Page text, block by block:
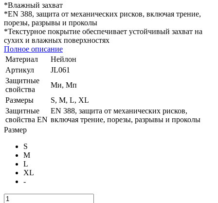
*Влажный захват
*EN 388, защита от механических рисков, включая трение,
порезы, разрывы и проколы
*Текстурное покрытие обеспечивает устойчивый захват на
сухих и влажных поверхностях
Полное описание
Материал
Нейлон
Артикул
JL061
Защитные
свойства
Ми, Мп
Размеры
S, M, L, XL
Защитные
свойства EN
EN 388, защита от механических рисков,
включая трение, порезы, разрывы и проколы
Размер
S
M
L
XL
-